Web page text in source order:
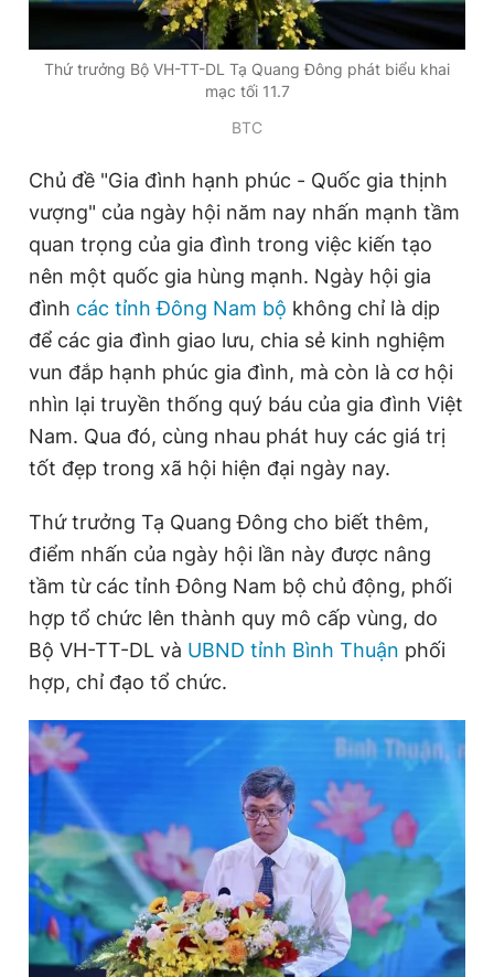
Giấy phép xuất bản số 110/GP - BTTTT cấp ngày 24.3.2020
© 2003-2026 Bản quyền thuộc về Báo Thanh Niên. Cấm sao
chép dưới mọi hình thức nếu không có sự chấp thuận bằng văn
bản. Phát triển bởi ePi Technologies, JSC.
Thứ trưởng Bộ VH-TT-DL Tạ Quang Đông phát biểu khai
mạc tối 11.7
BTC
Chủ đề "Gia đình hạnh phúc - Quốc gia thịnh
vượng" của ngày hội năm nay nhấn mạnh tầm
quan trọng của gia đình trong việc kiến tạo
nên một quốc gia hùng mạnh. Ngày hội gia
đình các tỉnh Đông Nam bộ không chỉ là dịp
để các gia đình giao lưu, chia sẻ kinh nghiệm
vun đắp hạnh phúc gia đình, mà còn là cơ hội
nhìn lại truyền thống quý báu của gia đình Việt
Nam. Qua đó, cùng nhau phát huy các giá trị
tốt đẹp trong xã hội hiện đại ngày nay.
Thứ trưởng Tạ Quang Đông cho biết thêm,
điểm nhấn của ngày hội lần này được nâng
tầm từ các tỉnh Đông Nam bộ chủ động, phối
hợp tổ chức lên thành quy mô cấp vùng, do
Bộ VH-TT-DL và UBND tỉnh Bình Thuận phối
hợp, chỉ đạo tổ chức.